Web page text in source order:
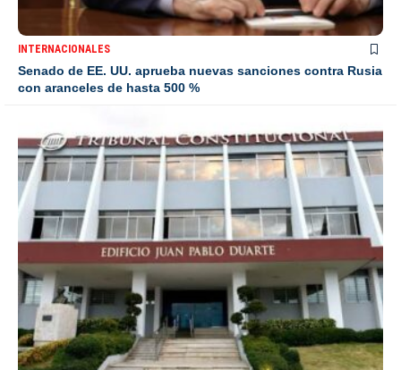
INTERNACIONALES
Senado de EE. UU. aprueba nuevas sanciones contra Rusia
con aranceles de hasta 500 %